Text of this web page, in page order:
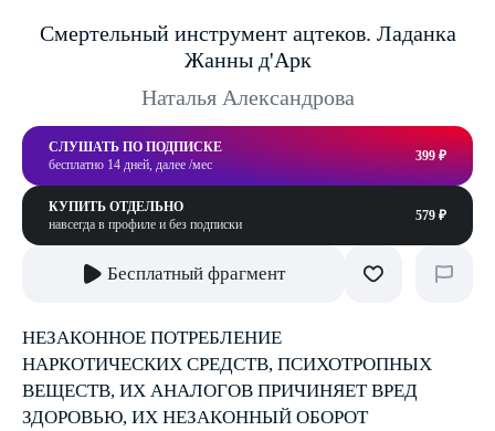
Смертельный инструмент ацтеков. Ладанка
Жанны д'Арк
Наталья Александрова
СЛУШАТЬ ПО ПОДПИСКЕ
бесплатно 14 дней, далее /мес
399 ₽
КУПИТЬ ОТДЕЛЬНО
навсегда в профиле и без подписки
579 ₽
Бесплатный фрагмент
НЕЗАКОННОЕ ПОТРЕБЛЕНИЕ
НАРКОТИЧЕСКИХ СРЕДСТВ, ПСИХОТРОПНЫХ
ВЕЩЕСТВ, ИХ АНАЛОГОВ ПРИЧИНЯЕТ ВРЕД
ЗДОРОВЬЮ, ИХ НЕЗАКОННЫЙ ОБОРОТ